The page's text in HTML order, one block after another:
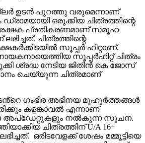
ഉടൻ പുറത്തു വരുമെന്നാണ്
ഒരുക്കിയ ചിത്രത്തിന്റെ
പ്രതികരണമാണ് സമൂഹ
ചിത്രത്തിന്റെ
സൂപ്പർ ഹിറ്റാണ്.
സൂപ്പർഹിറ്റ് ചിത്രം
ശ്രദ്ധ നേടിയ ജിതിൻ കെ ജോസ്
ചെയ്യുന്ന ചിത്രമാണ്
ഗംഭീര അഭിനയ മുഹൂർത്തങ്ങൾ
കളങ്കാവൽ എന്നാണ്
അപ്‌ഡേറ്റുകളും നൽകുന്ന സൂചന.
ചിത്രത്തിന് U/A 16+
ഒരിടവേളക്ക് ശേഷം മമ്മൂട്ടിയെ